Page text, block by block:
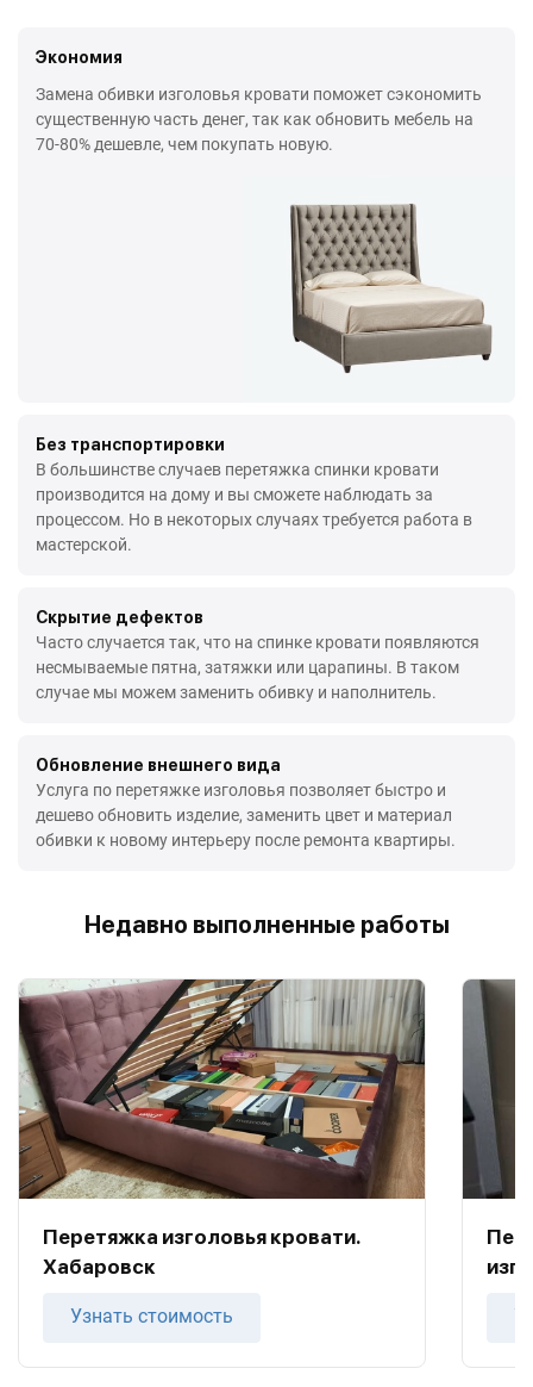
Экономия
Замена обивки изголовья кровати поможет сэкономить
существенную часть денег, так как обновить мебель на
70-80% дешевле, чем покупать новую.
Без транспортировки
В большинстве случаев перетяжка спинки кровати
производится на дому и вы сможете наблюдать за
процессом. Но в некоторых случаях требуется работа в
мастерской.
Скрытие дефектов
Часто случается так, что на спинке кровати появляются
несмываемые пятна, затяжки или царапины. В таком
случае мы можем заменить обивку и наполнитель.
Обновление внешнего вида
Услуга по перетяжке изголовья позволяет быстро и
дешево обновить изделие, заменить цвет и материал
обивки к новому интерьеру после ремонта квартиры.
Недавно выполненные работы
Перетяжка изголовья кровати.
Хабаровск
Узнать стоимость